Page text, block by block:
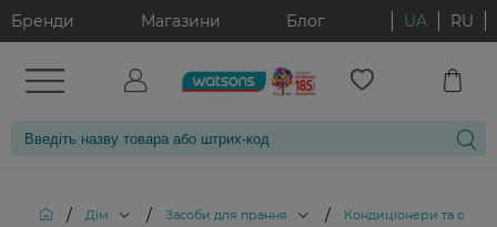
Бренди Магазини Блог UA RU
/ Дім / Засоби для прання / Кондиціонери та